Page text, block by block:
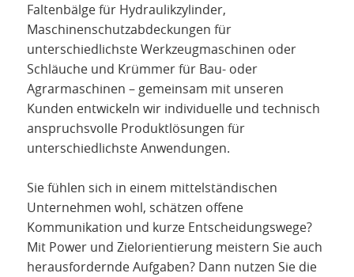
Faltenbälge für Hydraulikzylinder,
Maschinenschutz­abdeckungen für
unterschiedlichste Werkzeugmaschinen oder
Schläuche und Krümmer für Bau- oder
Agrarmaschinen – gemeinsam mit unseren
Kunden entwickeln wir individuelle und technisch
anspruchsvolle Produktlösungen für
unterschiedlichste Anwendungen.
Sie fühlen sich in einem mittelständischen
Unternehmen wohl, schätzen offene
Kommunikation und kurze Entscheidungswege?
Mit Power und Zielorientierung meistern Sie auch
herausfordernde Aufgaben? Dann nutzen Sie die